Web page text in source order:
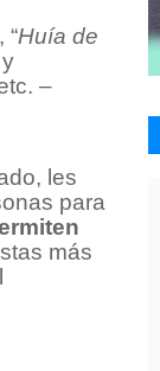
, “Huía de
–
les
para
más